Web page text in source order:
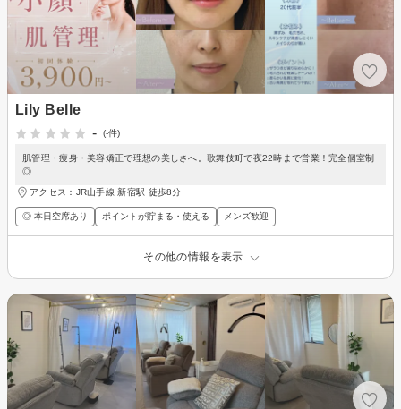
Lily Belle
-
(-件)
肌管理・痩身・美容矯正で理想の美しさへ。歌舞伎町で夜22時まで営業！完全個室制
◎
アクセス：JR山手線 新宿駅 徒歩8分
◎ 本日空席あり ポイントが貯まる・使える メンズ歓迎
その他の情報を表示